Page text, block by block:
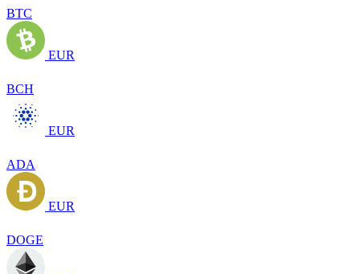
BTC
EUR
BCH
EUR
ADA
EUR
DOGE